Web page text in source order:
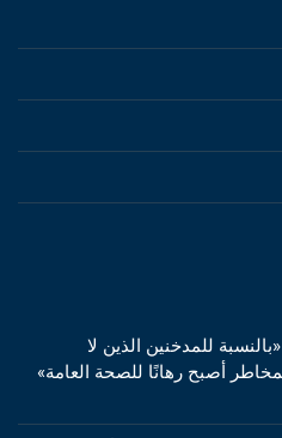
للمدخنين الذين لا
أصبح رهانًا للصحة العامة»